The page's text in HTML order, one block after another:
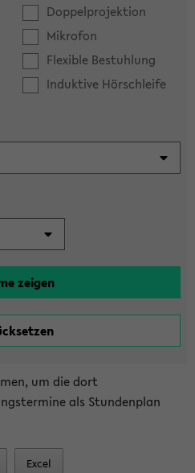
Doppelprojektion
Mikrofon
Flexible Bestuhlung
Induktive Hörschleife
um die dort
als Stundenplan
Excel